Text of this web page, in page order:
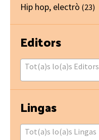
Hip hop, electrò (23)
Editors
Tot(a)s lo(a)s Editors
Lingas
Tot(a)s lo(a)s Lingas